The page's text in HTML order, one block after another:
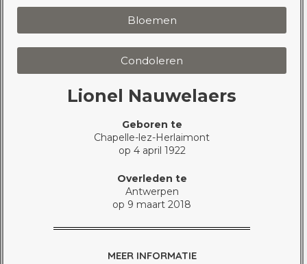
Bloemen
Condoleren
Lionel Nauwelaers
Geboren te
Chapelle-lez-Herlaimont
op 4 april 1922
Overleden te
Antwerpen
op 9 maart 2018
MEER INFORMATIE